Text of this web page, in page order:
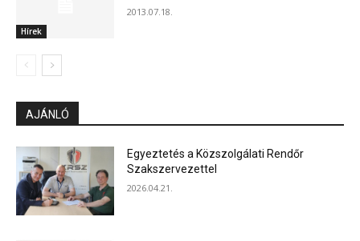
Hírek
2013.07.18.
AJÁNLÓ
Egyeztetés a Közszolgálati Rendőr
Szakszervezettel
2026.04.21.